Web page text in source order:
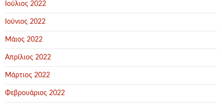
Ιούλιος 2022
Ιούνιος 2022
Μάιος 2022
Απρίλιος 2022
Μάρτιος 2022
Φεβρουάριος 2022